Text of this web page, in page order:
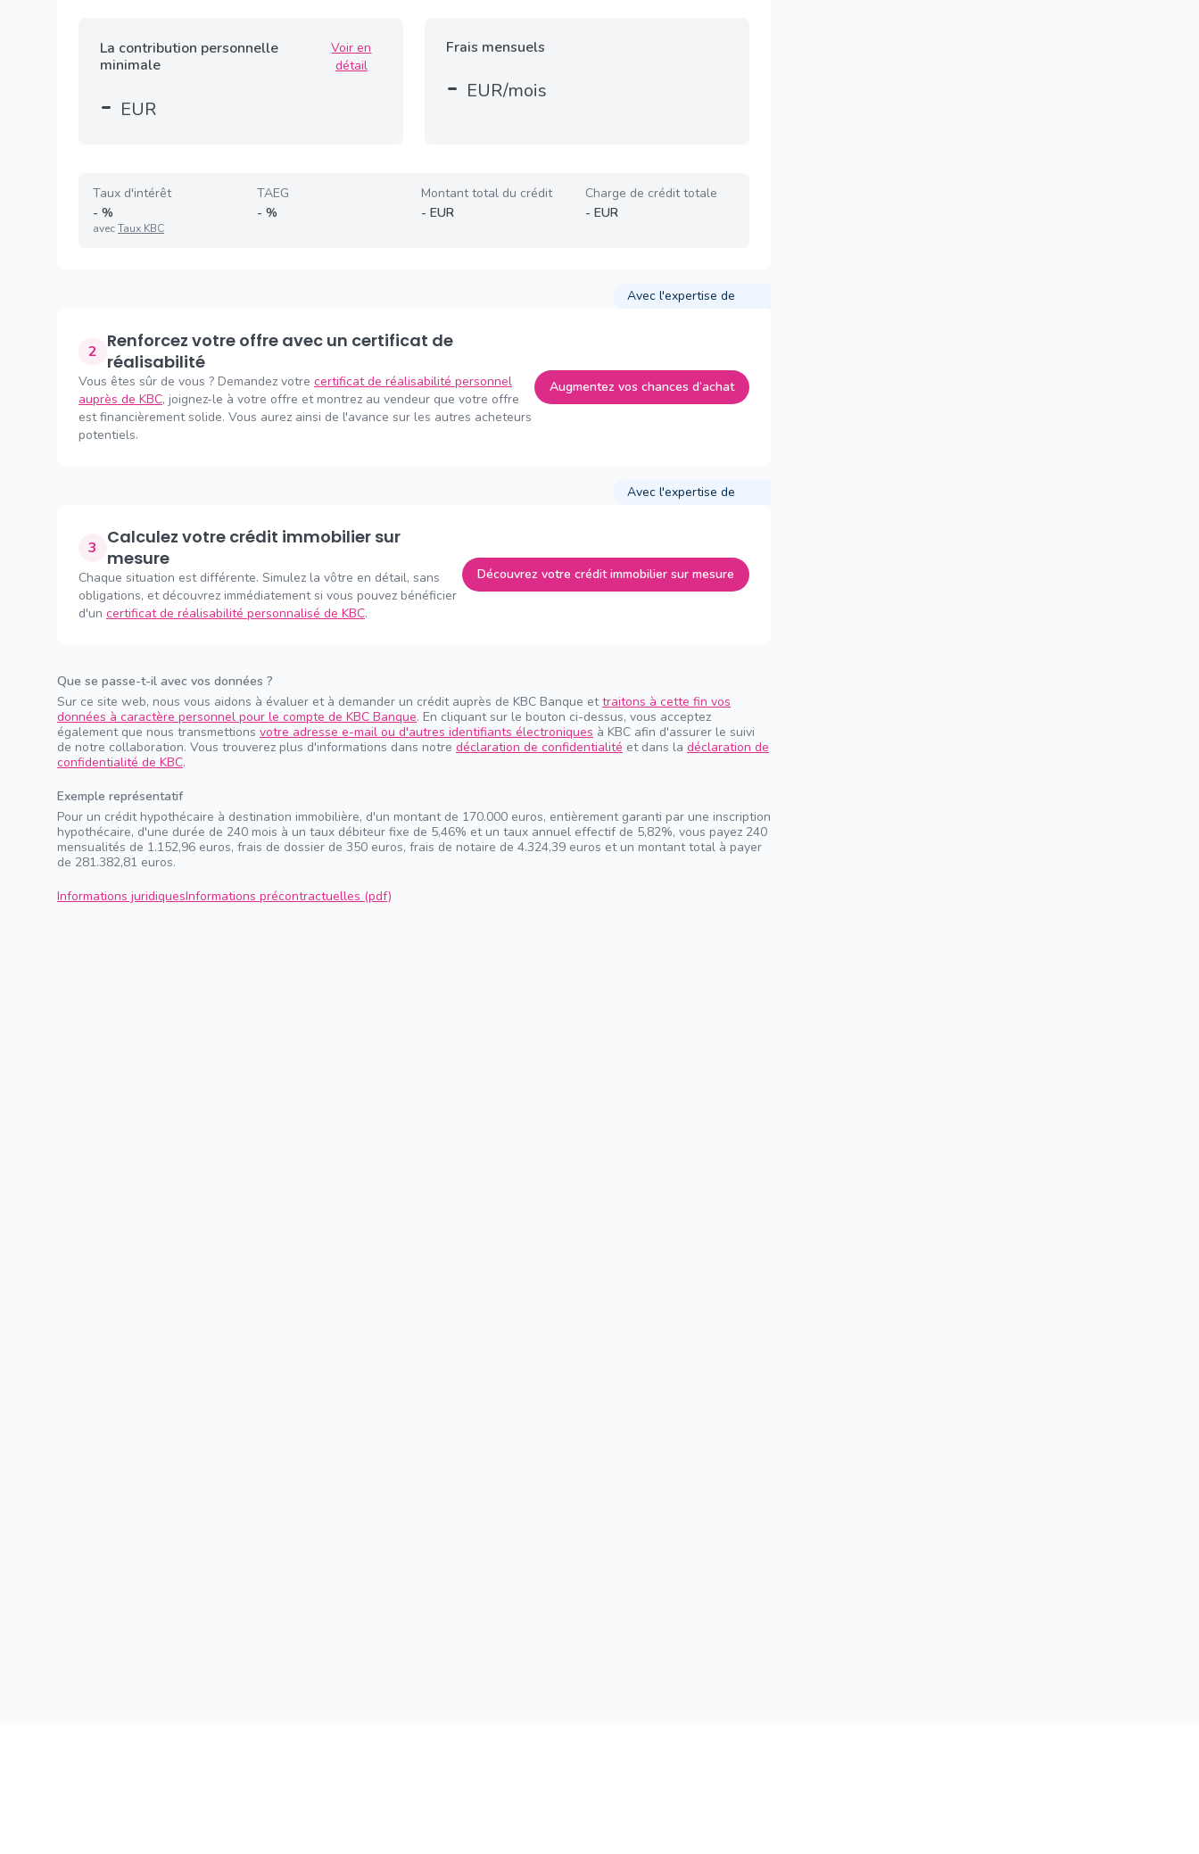
La contribution personnelle
minimale
Voir en
détail
- EUR
Frais mensuels
- EUR/mois
Taux d'intérêt
- %
avecTaux KBC
TAEG
- %
Montant total du crédit
- EUR
Charge de crédit totale
- EUR
Avec l'expertise de
2 Renforcez votre offre avec un certificat de
réalisabilité
Vous êtes sûr de vous ? Demandez votre certificat de réalisabilité personnel
auprès de KBC, joignez-le à votre offre et montrez au vendeur que votre offre
est financièrement solide. Vous aurez ainsi de l'avance sur les autres acheteurs
potentiels.
Augmentez vos chances d’achat
Avec l'expertise de
3
Calculez votre crédit immobilier sur
mesure
Chaque situation est différente. Simulez la vôtre en détail, sans
obligations, et découvrez immédiatement si vous pouvez bénéficier
d'un certificat de réalisabilité personnalisé de KBC.
Découvrez votre crédit immobilier sur mesure
Que se passe-t-il avec vos données ?
Sur ce site web, nous vous aidons à évaluer et à demander un crédit auprès de KBC Banque ettraitons à cette fin vos
données à caractère personnel pour le compte de KBC Banque. En cliquant sur le bouton ci-dessus, vous acceptez
également que nous transmettions votre adresse e-mail ou d'autres identifiants électroniques à KBC afin d'assurer le suivi
de notre collaboration. Vous trouverez plus d'informations dans notre déclaration de confidentialité et dans la déclaration de
confidentialité de KBC.
Exemple représentatif
Pour un crédit hypothécaire à destination immobilière, d'un montant de 170.000 euros, entièrement garanti par une inscription
hypothécaire, d'une durée de 240 mois à un taux débiteur fixe de 5,46% et un taux annuel effectif de 5,82%, vous payez 240
mensualités de 1.152,96 euros, frais de dossier de 350 euros, frais de notaire de 4.324,39 euros et un montant total à payer
de 281.382,81 euros.
Informations juridiquesInformations précontractuelles (pdf)